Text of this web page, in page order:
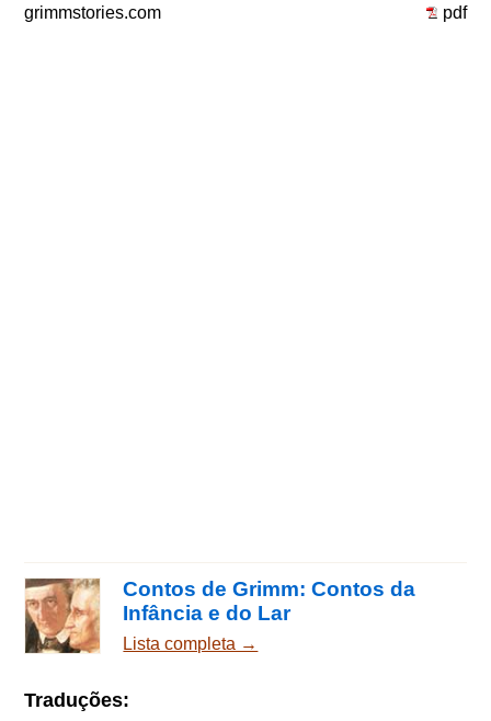
grimmstories.com pdf
Contos de Grimm: Contos da
Infância e do Lar
Lista completa →
Traduções: